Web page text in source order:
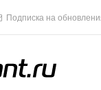
Подписка на